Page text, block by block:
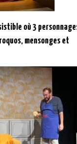
où 3
mensonges et